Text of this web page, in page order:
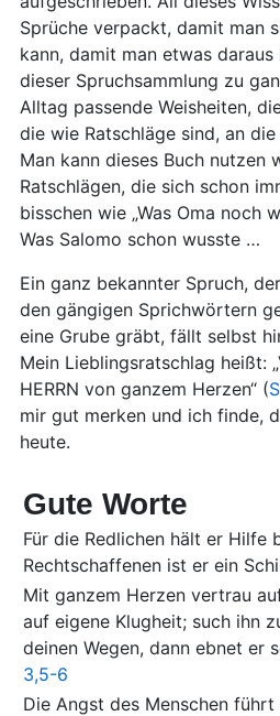
Sprüche verpackt, damit man
kann, damit man etwas
dieser Spruchsammlung zu
Alltag passende Weisheiten,
die wie Ratschläge sind, an
Man kann dieses Buch nutzen
Ratschlägen, die sich schon
bisschen wie „Was Oma noch
Was Salomo schon wusste …
Ein ganz bekannter Spruch,
den gängigen Sprichwörtern
eine Grube gräbt, fällt selbst
Mein Lieblingsratschlag heißt:
HERRN von ganzem Herzen“ (
mir gut merken und ich finde,
heute.
Gute Worte
Für die Redlichen hält er Hilfe
Rechtschaffenen ist er ein
Mit ganzem Herzen vertrau
auf eigene Klugheit; such ihn
deinen Wegen, dann ebnet er
3,5-6
Die Angst des Menschen